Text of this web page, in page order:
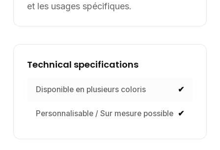
et les usages spécifiques.
Technical specifications
Disponible en plusieurs coloris ✔
Personnalisable / Sur mesure possible ✔